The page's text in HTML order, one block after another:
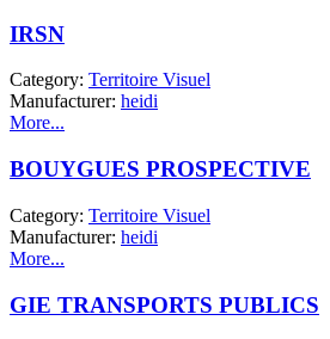
IRSN
Category: Territoire Visuel
Manufacturer: heidi
More...
BOUYGUES PROSPECTIVE
Category: Territoire Visuel
Manufacturer: heidi
More...
GIE TRANSPORTS PUBLICS